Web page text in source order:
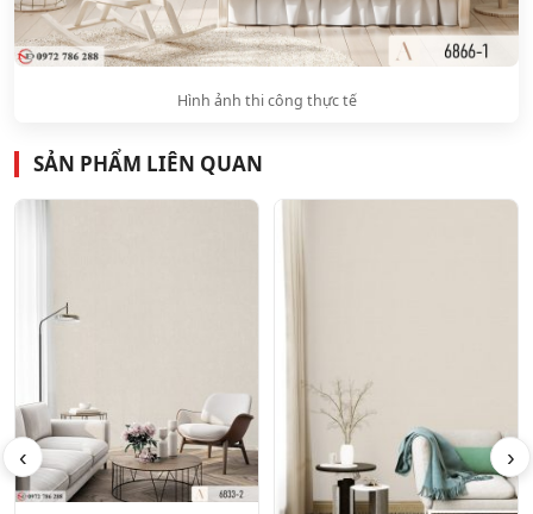
Hình ảnh thi công thực tế
SẢN PHẨM LIÊN QUAN
‹ ›